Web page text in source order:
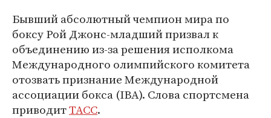
Бывший абсолютный чемпион мира по
боксу Рой Джонс-младший призвал к
объединению из-за решения исполкома
Международного олимпийского комитета
отозвать признание Международной
ассоциации бокса (IBA). Слова спортсмена
приводитТАСС.